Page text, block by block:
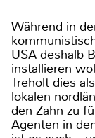
Während in
USA deshalb
installieren
Treholt dies
lokalen
den Zahn zu
Agenten in